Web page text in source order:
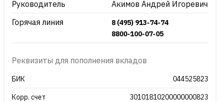
Руководитель
Акимов Андрей Игоревич
Горячая линия
8 (495) 913-74-74
8800-100-07-05
Реквизиты для пополнения вкладов
БИК 044525823
Корр. счет 30101810200000000823